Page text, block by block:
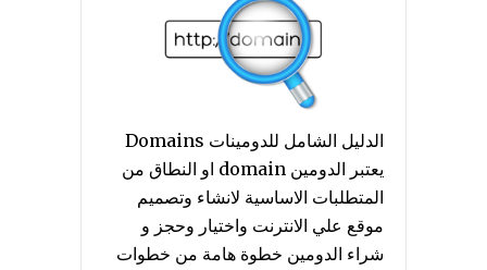
الدليل الشامل للدومينات Domains
يعتبر الدومين domain او النطاق من
المتطلبات الاساسية لانشاء وتصميم
موقع علي الانترنت واختيار وحجز و
شراء الدومين خطوة هامة من خطوات